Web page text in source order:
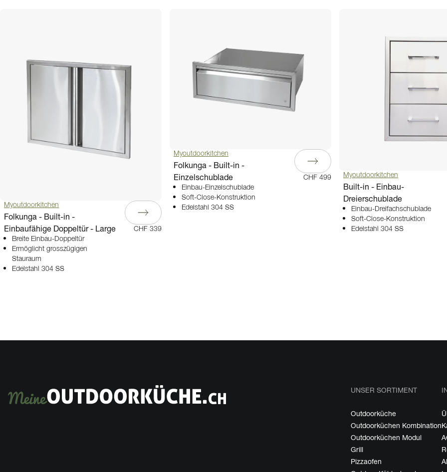
Myoutdoorkitchen
Folkunga - Built-in -
Einbaufähige Doppeltür - Large
Breite Einbau-Doppeltür
Ermöglicht grosszügigen
Stauraum
Edelstahl 304 SS
CHF 339
Myoutdoorkitchen
Folkunga - Built-in -
Einzelschublade
Einbau-Einzelschublade
Soft-Close-Konstruktion
Edelstahl 304 SS
CHF 499 Myoutdoorkitchen
Built-in - Einbau-
Dreierschublade
Einbau-Dreifachschublade
Soft-Close-Konstruktion
Edelstahl 304 SS
UNSER SORTIMENT
Outdoorküche
Outdoorküchen Kombination
Outdoorküchen Modul
Grill
Pizzaofen